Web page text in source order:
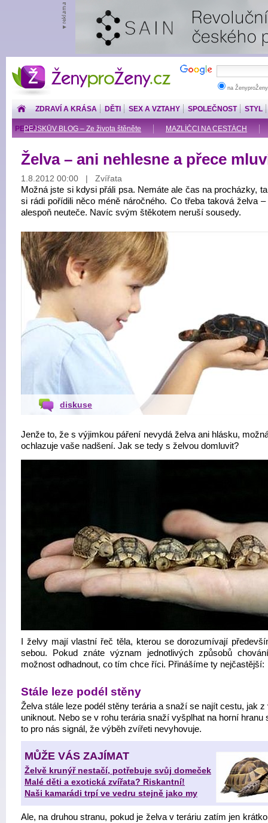
ŽenyproŽeny.cz
na
ZDRAVÍ A KRÁSA DĚTI SEX A VZTAHY SPOLEČNOST STYL
PEJSKŮV BLOG – Ze života štěněte MAZLÍČCI NA CESTÁCH
PENÍZE
Želva – ani nehlesne a přece
1.8.2012 00:00 | Zvířata
Možná jste si kdysi přáli psa. Nemáte ale čas na procházky,
si rádi pořídili něco méně náročného. Co třeba taková želva
alespoň neuteče. Navíc svým štěkotem neruší sousedy.
diskuse
Jenže to, že s výjimkou páření nevydá želva ani hlásku,
ochlazuje vaše nadšení. Jak se tedy s želvou domluvit?
I želvy mají vlastní řeč těla, kterou se dorozumívají
sebou. Pokud znáte význam jednotlivých způsobů
možnost odhadnout, co tím chce říci. Přinášíme ty nejčastější:
Stále leze podél stěny
Želva stále leze podél stěny terária a snaží se najít cestu, jak z
uniknout. Nebo se v rohu terária snaží vyšplhat na horní hranu
to pro nás signál, že výběh zvířeti nevyhovuje.
MŮŽE VÁS ZAJÍMAT
Želvě krunýř nestačí, potřebuje svůj domeček
Malé děti a exotická zvířata? Riskantní!
Naši kamarádi trpí ve vedru stejně jako my
Ale, na druhou stranu, pokud je želva v teráriu zatím jen